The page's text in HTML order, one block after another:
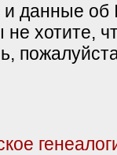
и данные об
хотите,